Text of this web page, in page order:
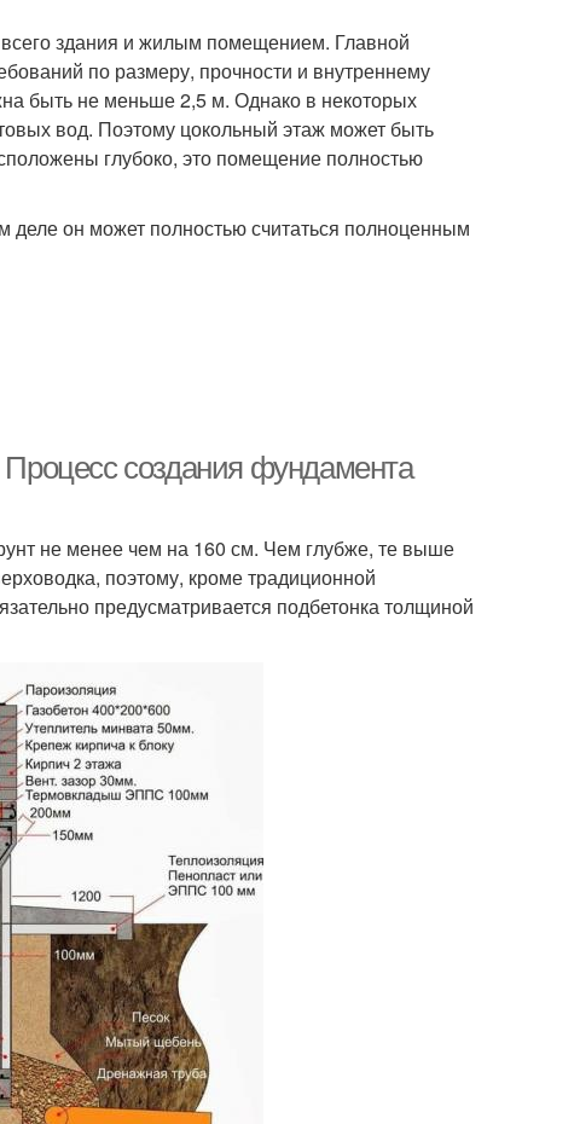
здания и жилым помещением. Главной
по размеру, прочности и внутреннему
быть не меньше 2,5 м. Однако в некоторых
вод. Поэтому цокольный этаж может быть
глубоко, это помещение полностью
деле он может полностью считаться полноценным
создания фундамента
не менее чем на 160 см. Чем глубже, те выше
поэтому, кроме традиционной
предусматривается подбетонка толщиной